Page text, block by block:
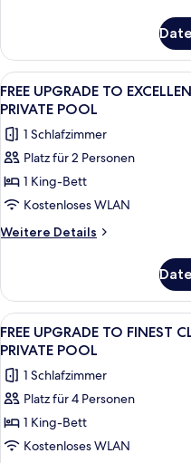
w/
Plunge
Pool
anzeigen
Club
Two-
Story
Rooftop
Suite
w/
Pool
Alle
Fotos
für
FREE
UPGRADE
TO
EXCELLENCE
CLUB
WITH
PRIVATE
POOL
anzeigen
8
FREE UPGRADE TO
PRIVATE POOL
1 Schlafzimmer
Platz für 2 Personen
1 King-Bett
Kostenloses WLAN
Weitere Details
Weitere
UPGRADE
TO
EXCELLENCE
CLUB
SUITE
WITH
POOL
Alle
Fotos
für
FREE
UPGRADE
TO
FINEST
7
FREE UPGRADE TO FINEST
PRIVATE POOL
1 Schlafzimmer
Platz für 4 Personen
1 King-Bett
Kostenloses WLAN